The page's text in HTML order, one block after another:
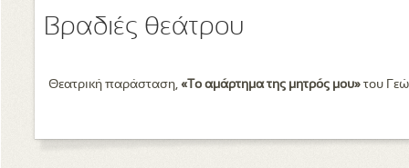
Βραδιές θεάτρου
Θεατρική παράσταση, «Το αμάρτημα της μητρός μου» του